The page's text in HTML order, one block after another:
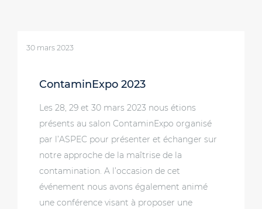
30 mars 2023
ContaminExpo 2023
Les 28, 29 et 30 mars 2023 nous étions
présents au salon ContaminExpo organisé
par l’ASPEC pour présenter et échanger sur
notre approche de la maîtrise de la
contamination. A l’occasion de cet
événement nous avons également animé
une conférence visant à proposer une